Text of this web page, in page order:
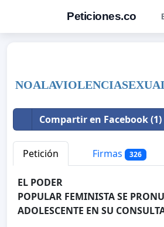
Peticiones.co
Compartir en Facebook (1)
Petición Firmas 326
EL PODER
POPULAR FEMINISTA SE
ADOLESCENTE EN SU